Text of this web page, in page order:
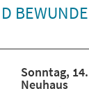
Sonntag,
Neuhaus